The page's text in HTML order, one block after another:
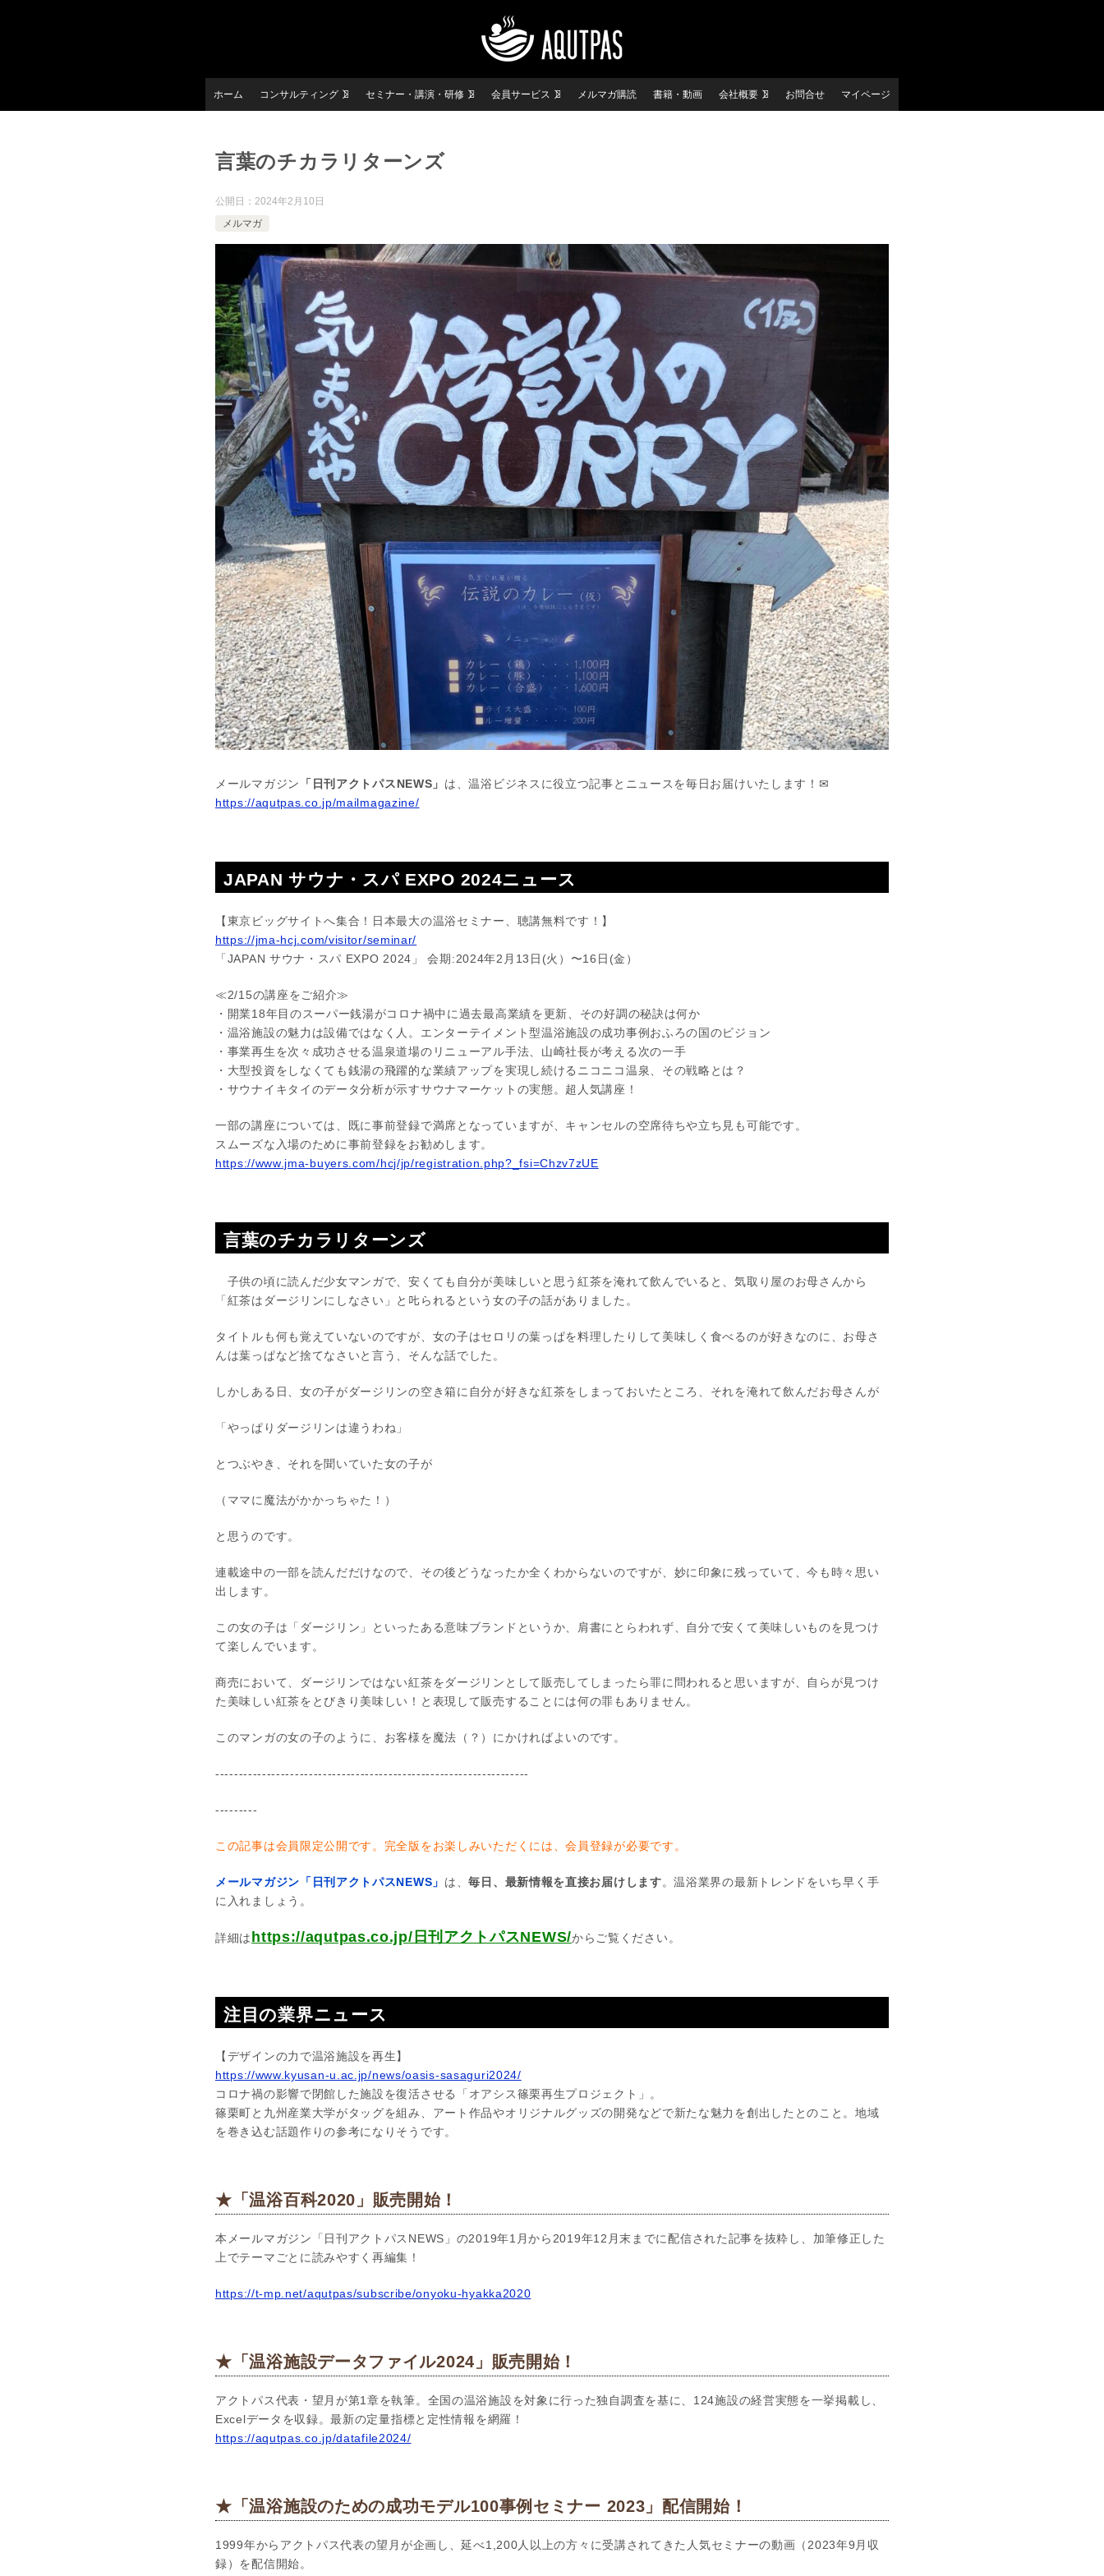
ホーム コンサルティング セミナー・講演・研修 会員サービス メルマガ購読 書籍・動画 会社概要 お問合せ マイページ
言葉のチカラリターンズ
公開日： 2024年2月10日
メルマガ
メールマガジン 「日刊アクトパスNEWS」 は、温浴ビジネスに役立つ記事とニュースを毎日お届けいたします！✉
https://aqutpas.co.jp/mailmagazine/
JAPAN サウナ・スパ EXPO 2024ニュース
【東京ビッグサイトへ集合！日本最大の温浴セミナー、聴講無料です！】
https://jma-hcj.com/visitor/seminar/
「JAPAN サウナ・スパ EXPO 2024」 会期:2024年2月13日(火）〜16日(金）
≪2/15の講座をご紹介≫
・開業18年目のスーパー銭湯がコロナ禍中に過去最高業績を更新、その好調の秘訣は何か
・温浴施設の魅力は設備ではなく人。エンターテイメント型温浴施設の成功事例おふろの国のビジョン
・事業再生を次々成功させる温泉道場のリニューアル手法、山崎社長が考える次の一手
・大型投資をしなくても銭湯の飛躍的な業績アップを実現し続けるニコニコ温泉、その戦略とは？
・サウナイキタイのデータ分析が示すサウナマーケットの実態。超人気講座！
一部の講座については、既に事前登録で満席となっていますが、キャンセルの空席待ちや立ち見も可能です。
スムーズな入場のために事前登録をお勧めします。
https://www.jma-buyers.com/hcj/jp/registration.php?_fsi=Chzv7zUE
言葉のチカラリターンズ
子供の頃に読んだ少女マンガで、安くても自分が美味しいと思う紅茶を淹れて飲んでいると、気取り屋のお母さんから
「紅茶はダージリンにしなさい」と𠮟られるという女の子の話がありました。
タイトルも何も覚えていないのですが、女の子はセロリの葉っぱを料理したりして美味しく食べるのが好きなのに、お母さ
んは葉っぱなど捨てなさいと言う、そんな話でした。
しかしある日、女の子がダージリンの空き箱に自分が好きな紅茶をしまっておいたところ、それを淹れて飲んだお母さんが
「やっぱりダージリンは違うわね」
とつぶやき、それを聞いていた女の子が
（ママに魔法がかかっちゃた！）
と思うのです。
連載途中の一部を読んだだけなので、その後どうなったか全くわからないのですが、妙に印象に残っていて、今も時々思い
出します。
この女の子は「ダージリン」といったある意味ブランドというか、肩書にとらわれず、自分で安くて美味しいものを見つけ
て楽しんでいます。
商売において、ダージリンではない紅茶をダージリンとして販売してしまったら罪に問われると思いますが、自らが見つけ
た美味しい紅茶をとびきり美味しい！と表現して販売することには何の罪もありません。
このマンガの女の子のように、お客様を魔法（？）にかければよいのです。
-------------------------------------------------------------------
---------
この記事は会員限定公開です。完全版をお楽しみいただくには、会員登録が必要です。
メールマガジン「日刊アクトパスNEWS」 は、毎日、最新情報を直接お届けします。温浴業界の最新トレンドをいち早く手
に入れましょう。
詳細はhttps://aqutpas.co.jp/日刊アクトパスNEWS/からご覧ください。
注目の業界ニュース
【デザインの力で温浴施設を再生】
https://www.kyusan-u.ac.jp/news/oasis-sasaguri2024/
コロナ禍の影響で閉館した施設を復活させる「オアシス篠栗再生プロジェクト」。
篠栗町と九州産業大学がタッグを組み、アート作品やオリジナルグッズの開発などで新たな魅力を創出したとのこと。地域
を巻き込む話題作りの参考になりそうです。
★「温浴百科2020」販売開始！
本メールマガジン「日刊アクトパスNEWS」の2019年1月から2019年12月末までに配信された記事を抜粋し、加筆修正した
上でテーマごとに読みやすく再編集！
https://t-mp.net/aqutpas/subscribe/onyoku-hyakka2020
★「温浴施設データファイル2024」販売開始！
アクトパス代表・望月が第1章を執筆。全国の温浴施設を対象に行った独自調査を基に、124施設の経営実態を一挙掲載し、
Excelデータを収録。最新の定量指標と定性情報を網羅！
https://aqutpas.co.jp/datafile2024/
★「温浴施設のための成功モデル100事例セミナー 2023」配信開始！
1999年からアクトパス代表の望月が企画し、延べ1,200人以上の方々に受講されてきた人気セミナーの動画（2023年9月収
録）を配信開始。